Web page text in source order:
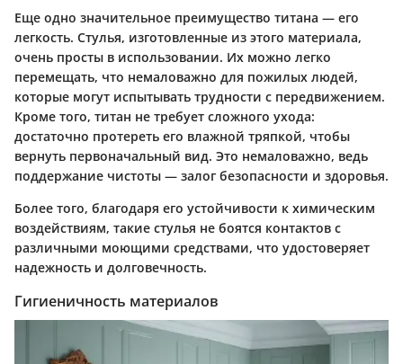
Еще одно значительное преимущество титана — его
легкость. Стулья, изготовленные из этого материала,
очень просты в использовании. Их можно легко
перемещать, что немаловажно для пожилых людей,
которые могут испытывать трудности с передвижением.
Кроме того, титан не требует сложного ухода:
достаточно протереть его влажной тряпкой, чтобы
вернуть первоначальный вид. Это немаловажно, ведь
поддержание чистоты — залог безопасности и здоровья.
Более того, благодаря его устойчивости к химическим
воздействиям, такие стулья не боятся контактов с
различными моющими средствами, что удостоверяет
надежность и долговечность.
Гигиеничность материалов